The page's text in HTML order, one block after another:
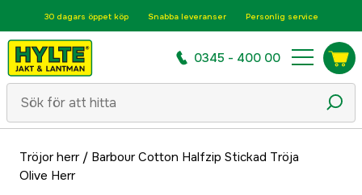
30 dagars öppet köp Snabba leveranser Personlig service
0345 - 400 00
Tröjor herr/ Barbour Cotton Halfzip Stickad Tröja
Olive Herr